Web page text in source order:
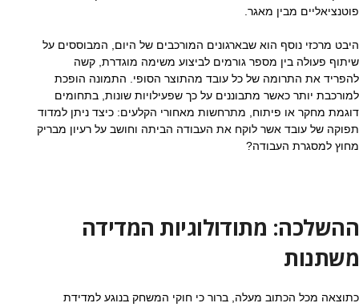
פוטנציאליים מבין מאגר.
היבט מרכזי נוסף הוא שבארגונים המורכבים של היום, המבוססים על
שיתוף פעולה בין מספר גורמים לביצוע משימה מוגדרת, קשה
להפריד את התרומה של כל עובד מהתוצר הסופי. התמונה הופכת
למורכבת יותר כאשר מתבוננים על כך שפעילויות שונות, בתחומים
דוגמת מחקר או פיתוח, מתרחשות מאחורי הקלעים: כיצד ניתן למדוד
תפוקה של עובד אשר לוקח את העבודה הביתה וחושב על רעיון מבריק
מחוץ למסגרת העבודה?
ההשלכה: מתודולוגיות המדידה
משתנות
כתוצאה מכל הכתוב מעלה, ברור כי חוקי המשחק בנוגע למדידת